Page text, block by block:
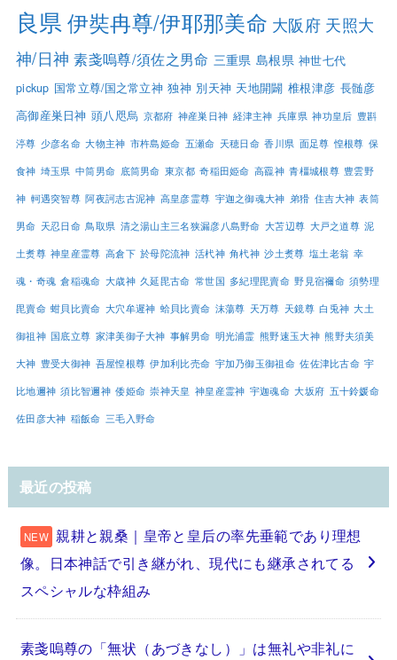
良県 伊奘冉尊/伊耶那美命 大阪府 天照大
神/日神 素戔嗚尊/須佐之男命 三重県 島根県 神世七代
pickup 国常立尊/国之常立神 独神 別天神 天地開闢 椎根津彦 長髄彦
高御産巣日神 頭八咫烏 京都府 神産巣日神 経津主神 兵庫県 神功皇后 豊斟
渟尊 少彦名命 大物主神 市杵島姫命 五瀬命 天穂日命 香川県 面足尊 惶根尊 保
食神 埼玉県 中筒男命 底筒男命 東京都 奇稲田姫命 高龗神 青橿城根尊 豊雲野
神 軻遇突智尊 阿夜訶志古泥神 高皇彦霊尊 宇迦之御魂大神 弟猾 住吉大神 表筒
男命 天忍日命 鳥取県 清之湯山主三名狭漏彦八島野命 大苫辺尊 大戸之道尊 泥
土煑尊 神皇産霊尊 高倉下 於母陀流神 活杙神 角杙神 沙土煑尊 塩土老翁 幸
魂・奇魂 倉稲魂命 大歳神 久延毘古命 常世国 多紀理毘賣命 野見宿禰命 須勢理
毘賣命 蚶貝比賣命 大穴牟遲神 蛤貝比賣命 沫蕩尊 天万尊 天鏡尊 白兎神 大土
御祖神 国底立尊 家津美御子大神 事解男命 明光浦霊 熊野速玉大神 熊野夫須美
大神 豊受大御神 吾屋惶根尊 伊加利比売命 宇加乃御玉御祖命 佐佐津比古命 宇
比地邇神 須比智邇神 倭姫命 崇神天皇 神皇産霊神 宇迦魂命 大坂府 五十鈴媛命
佐田彦大神 稲飯命 三毛入野命
最近の投稿
親耕と親桑｜皇帝と皇后の率先垂範であり理想
像。日本神話で引き継がれ、現代にも継承されてる
スペシャルな枠組み
素戔嗚尊の「無状（あづきなし）」は無礼や非礼に